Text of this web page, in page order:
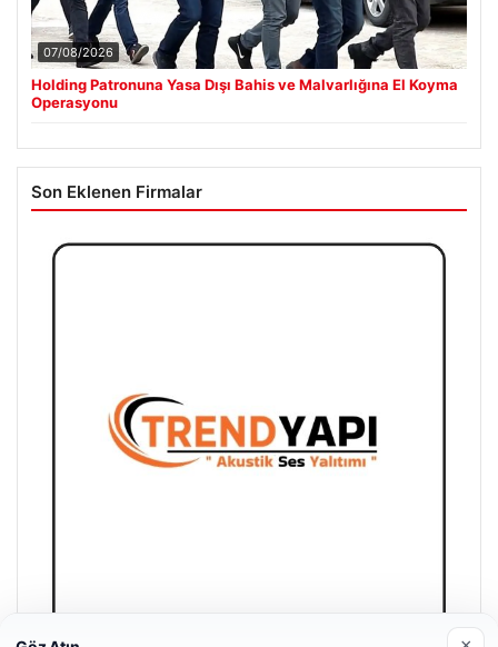
07/08/2026
Holding Patronuna Yasa Dışı Bahis ve Malvarlığına El Koyma
Operasyonu
Son Eklenen Firmalar